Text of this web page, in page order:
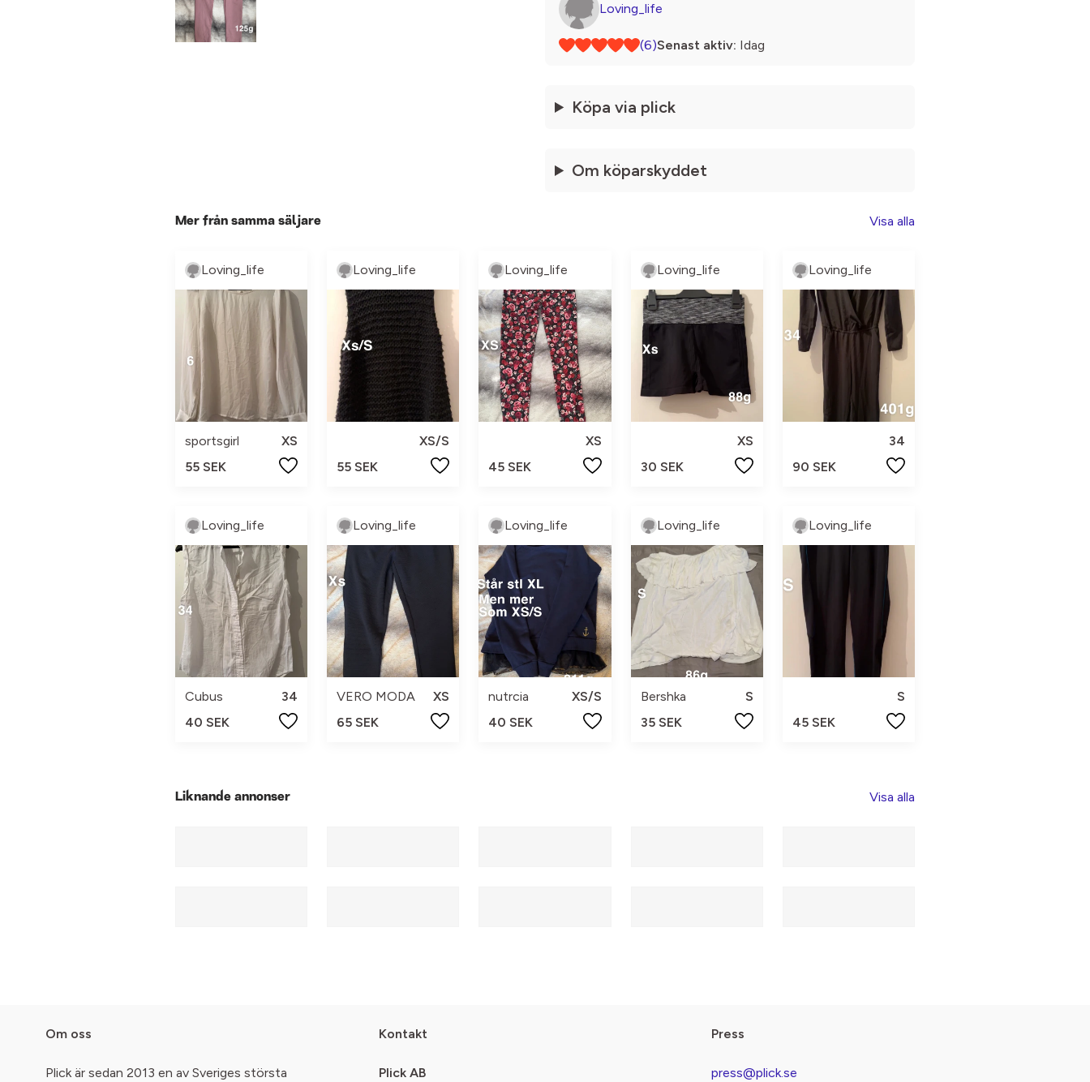
Loving_life
(6)Senast aktiv: Idag
Köpa via plick
Om köparskyddet
Mer från samma säljare Visa alla
Loving_life
sportsgirl
XS
55 SEK
Loving_life
XS/S
55 SEK
Loving_life
XS
45 SEK
Loving_life
XS
30 SEK
Loving_life
34
90 SEK
Loving_life
Cubus
34
40 SEK
Loving_life
VERO MODA
XS
65 SEK
Loving_life
nutrcia
XS/S
40 SEK
Loving_life
Bershka
S
35 SEK
Loving_life
S
45 SEK
Liknande annonser Visa alla
Om oss
Plick är sedan 2013 en av Sveriges största
Kontakt
Plick AB
Press
press@plick.se